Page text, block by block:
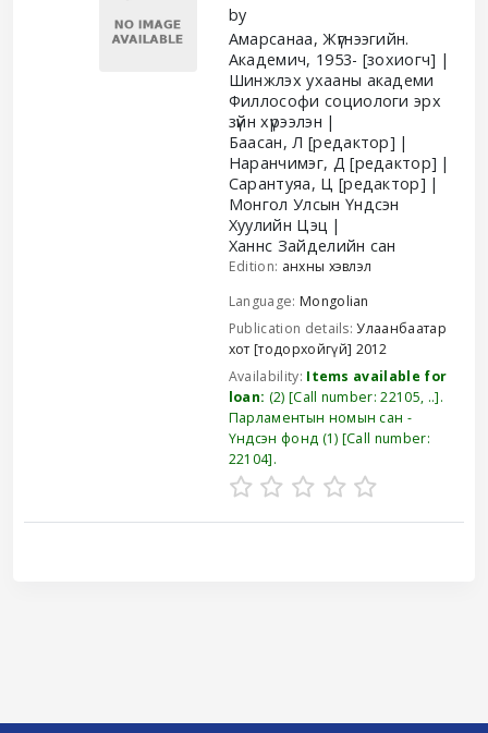
by
Амарсанаа, Жүгнээгийн.
Академич, 1953- [зохиогч]
Шинжлэх ухааны академи
Филлософи социологи эрх
зүйн хүрээлэн
Баасан, Л [редактор]
Наранчимэг, Д [редактор]
Сарантуяа, Ц [редактор]
Монгол Улсын Үндсэн
Хуулийн Цэц
Ханнс Зайделийн сан
Edition: анхны хэвлэл
Language: Mongolian
Publication details:Улаанбаатар
хот [тодорхойгүй] 2012
Availability: Items available for
loan: (2) Call number:22105, .. .
Парламентын номын сан -
Үндсэн фонд (1) Call number:
22104 .